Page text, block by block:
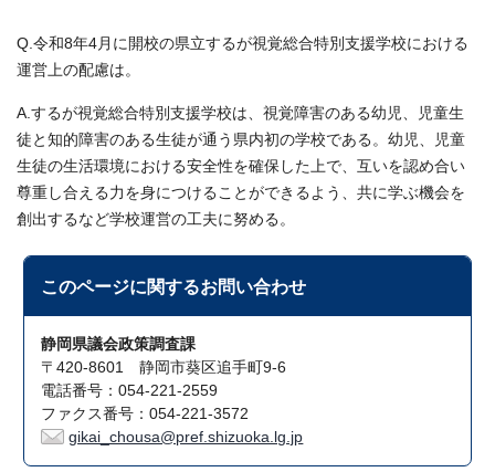
Q.令和8年4月に開校の県立するが視覚総合特別支援学校における
運営上の配慮は。
A.するが視覚総合特別支援学校は、視覚障害のある幼児、児童生
徒と知的障害のある生徒が通う県内初の学校である。幼児、児童
生徒の生活環境における安全性を確保した上で、互いを認め合い
尊重し合える力を身につけることができるよう、共に学ぶ機会を
創出するなど学校運営の工夫に努める。
このページに関するお問い合わせ
静岡県議会政策調査課
〒420-8601 静岡市葵区追手町9-6
電話番号：054-221-2559
ファクス番号：054-221-3572
gikai_chousa@pref.shizuoka.lg.jp